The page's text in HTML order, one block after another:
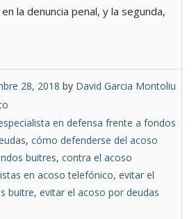
la denuncia penal, y la segunda,
28, 2018 by David Garcia Montoliu
en defensa frente a fondos
, cómo defenderse del acoso
buitres, contra el acoso
en acoso telefónico, evitar el
buitre, evitar el acoso por deudas